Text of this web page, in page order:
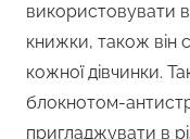
використовувати
книжки, також він
кожної дівчинки.
блокнотом-
пригладжувати в